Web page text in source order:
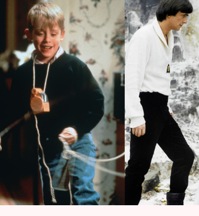
náladu. Nebude chybět Pretty
žerty. Ve vánoční nadílce
pořadů Máme rádi Česko,
7 pádů Honzy Dědka a Prima